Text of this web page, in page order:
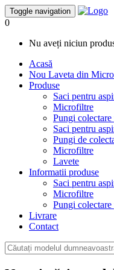
Toggle navigation
0
Nu aveți niciun
Acasă
Nou Laveta din
Produse
Saci pentru
Microfiltre
Pungi colectare
Saci pentru
Pungi de
Microfiltre
Lavete
Informatii produse
Saci pentru
Microfiltre
Pungi colectare
Livrare
Contact